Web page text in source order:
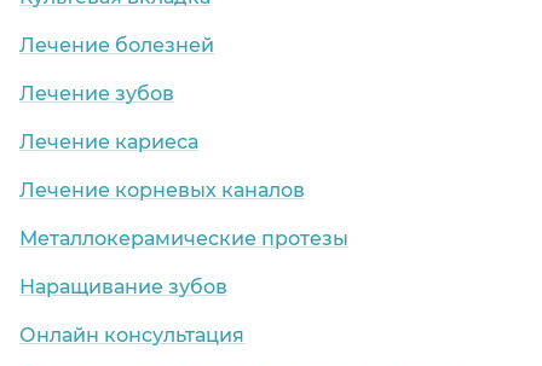
Лечение болезней
Лечение зубов
Лечение кариеса
Лечение корневых каналов
Металлокерамические протезы
Наращивание зубов
Онлайн консультация